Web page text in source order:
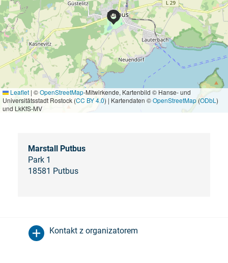
Leaflet | ©OpenStreetMap-Mitwirkende, Kartenbild © Hanse- und
Universitätsstadt Rostock (CC BY 4.0) | Kartendaten ©OpenStreetMap(ODbL)
und LkKfS-MV
Marstall Putbus
Park 1
18581 Putbus
Kontakt z organizatorem